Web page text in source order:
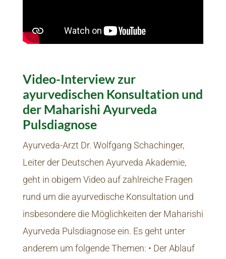
Video-Interview zur
ayurvedischen Konsultation und
der Maharishi Ayurveda
Pulsdiagnose
Ayurveda-Arzt Dr. Wolfgang Schachinger,
Leiter der Deutschen Ayurveda Akademie,
geht in obigem Video auf zahlreiche Fragen
rund um die ayurvedische Konsultation und
insbesondere die Möglichkeiten der Maharishi
Ayurveda Pulsdiagnose ein. Es geht unter
anderem um folgende Themen: • Der Ablauf